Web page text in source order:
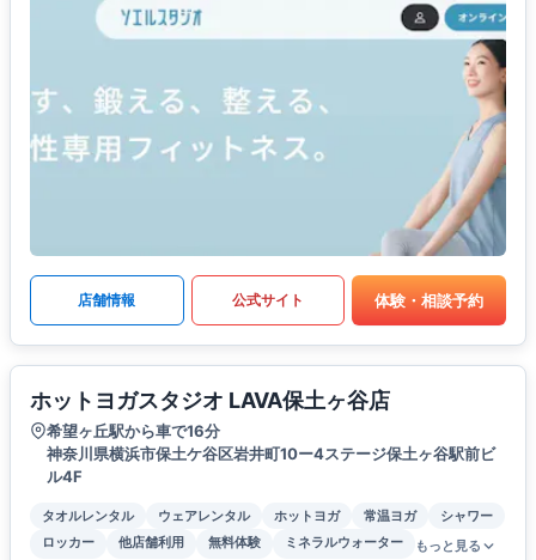
店舗情報 公式サイト 体験・相談予約
ホットヨガスタジオ LAVA保土ヶ谷店
希望ヶ丘駅から車で16分
神奈川県横浜市保土ケ谷区岩井町10ー4ステージ保土ヶ谷駅前ビ
ル4F
タオルレンタル ウェアレンタル ホットヨガ 常温ヨガ
シャワー
ロッカー
他店舗利用 無料体験 ミネラルウォーター もっと見る